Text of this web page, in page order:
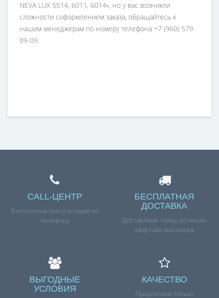
NEVA LUX 5514, 6011, 6014», но у вас возникли
сложности соформлением заказа, обращайтесь к
нашим менеджерам по номеру телефона +7 (960) 579-
09-09.
CALL-ЦЕНТР
Бесплатные консультации по
телефону
БЕСПЛАТНАЯ
ДОСТАВКА
Доставляем товар до наших
оффлайн магазинов
ВЫГОДНЫЕ
УСЛОВИЯ
КАЧЕСТВО
Предлагаем только